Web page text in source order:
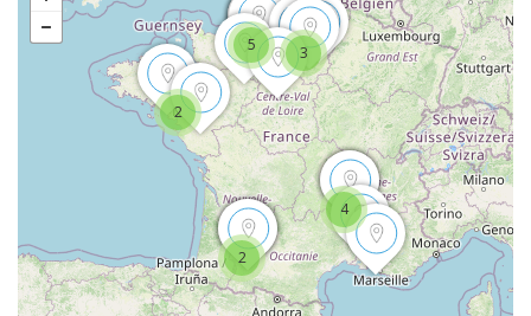
4
2
2
3
5